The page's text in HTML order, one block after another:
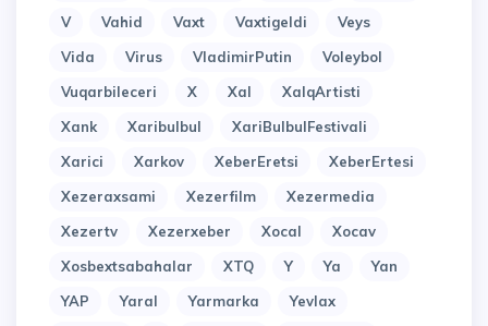
V
Vahid Vaxt Vaxtigeldi
Veys
Vida
Virus VladimirPutin
Voleybol
Vuqarbileceri
X Xal
XalqArtisti
Xank
Xaribulbul
XariBulbulFestivali
Xarici
Xarkov XeberEretsi
XeberErtesi
Xezeraxsami
Xezerfilm
Xezermedia
Xezertv
Xezerxeber Xocal
Xocav
Xosbextsabahalar
XTQ Y Ya
Yan
YAP
Yaral Yarmarka
Yevlax